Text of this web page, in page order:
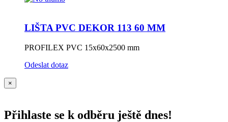
LIŠTA PVC DEKOR 113 60 MM
PROFILEX PVC 15x60x2500 mm
Odeslat dotaz
×
Přihlaste se k odběru ještě dnes!